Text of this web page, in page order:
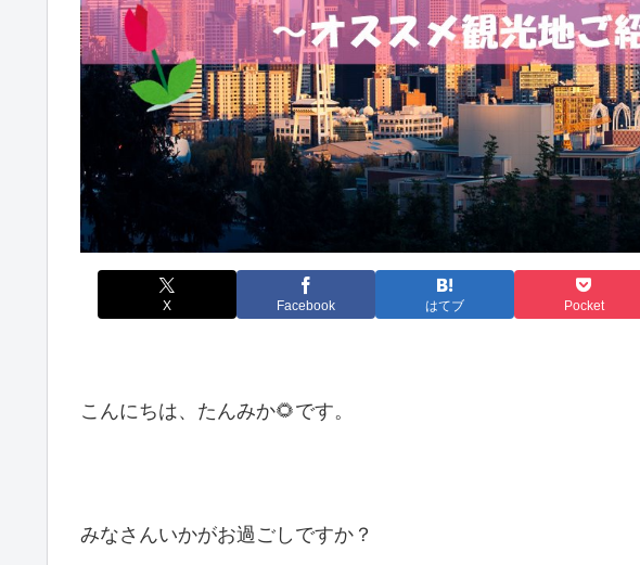
X Facebook はてブ Pocket
こんにちは、たんみか🌻です。
みなさんいかがお過ごしですか？